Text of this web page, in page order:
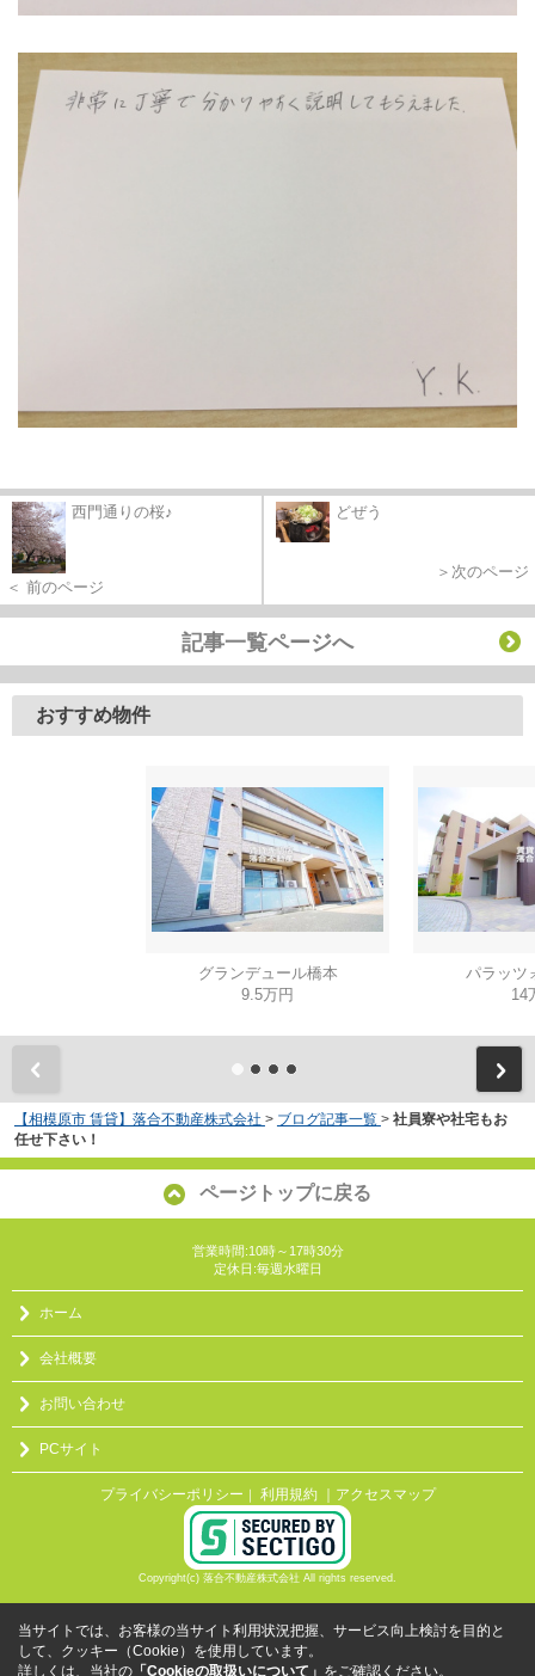
西門通りの桜♪
＜ 前のページ
どぜう
＞次のページ
記事一覧ページへ
おすすめ物件
グランデュール橋本
9.5万円
パラッ
14
【相模原市 賃貸】落合不動産株式会社 > ブログ記事一覧 > 社員寮や社宅もお
任せ下さい！
ページトップに戻る
営業時間:10時～17時30分
定休日:毎週水曜日
ホーム
会社概要
お問い合わせ
PCサイト
プライバシーポリシー ｜ 利用規約 ｜アクセスマップ
Copyright(c) 落合不動産株式会社 All rights reserved.
当サイトでは、お客様の当サイト利用状況把握、サービス向上検討を目的と
して、クッキー（Cookie）を使用しています。
詳しくは、当社の 「Cookieの取扱いについて」 をご確認ください。